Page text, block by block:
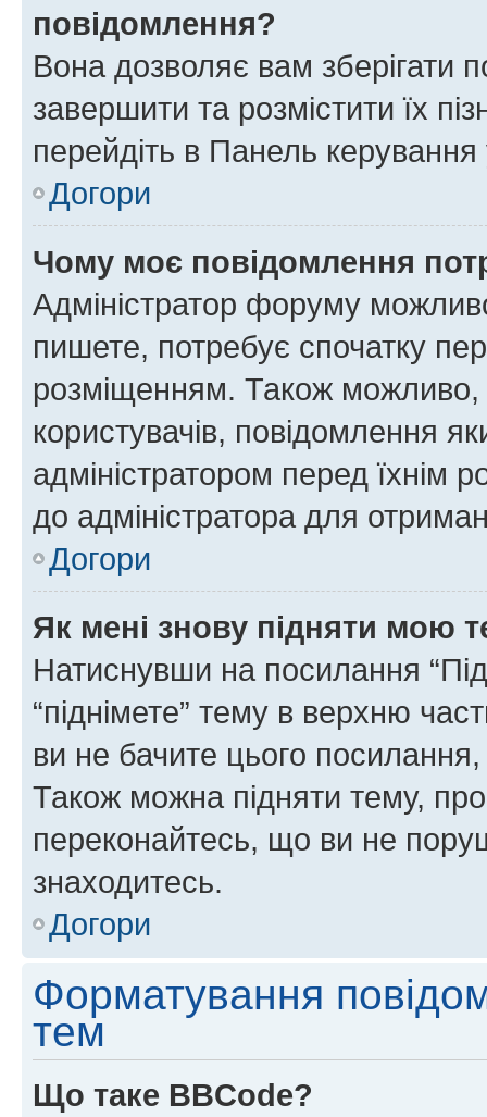
повідомлення?
Вона дозволяє вам зберігати
завершити та розмістити їх
перейдіть в Панель керування
Догори
Чому моє повідомлення
Адміністратор форуму
пишете, потребує спочатку
розміщенням. Також можливо,
користувачів, повідомлення
адміністратором перед їхнім
до адміністратора для
Догори
Як мені знову підняти мою
Натиснувши на посилання
“піднімете” тему в верхню
ви не бачите цього
Також можна підняти тему,
переконайтесь, що ви не
знаходитесь.
Догори
Форматування
тем
Що таке BBCode?